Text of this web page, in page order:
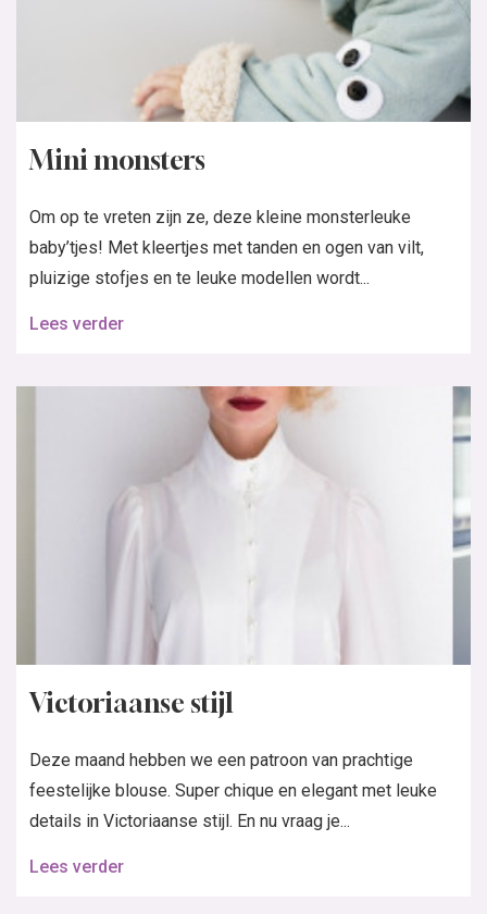
Mini monsters
Om op te vreten zijn ze, deze kleine monsterleuke
baby’tjes! Met kleertjes met tanden en ogen van vilt,
pluizige stofjes en te leuke modellen wordt...
Lees verder
Victoriaanse stijl
Deze maand hebben we een patroon van prachtige
feestelijke blouse. Super chique en elegant met leuke
details in Victoriaanse stijl. En nu vraag je...
Lees verder